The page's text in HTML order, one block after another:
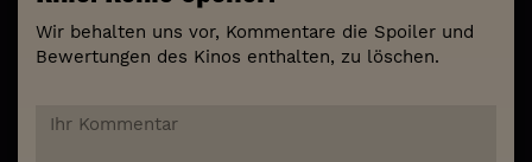
Wir behalten uns vor, Kommentare die Spoiler und
Bewertungen des Kinos enthalten, zu löschen.